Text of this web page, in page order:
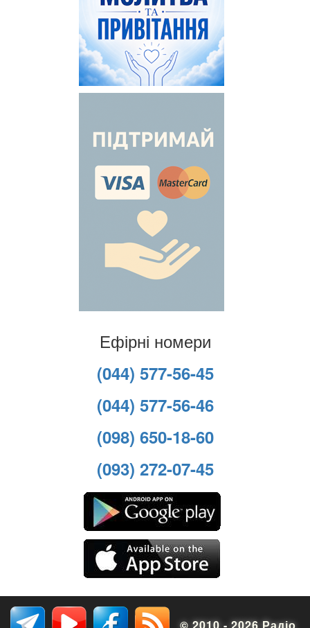
Ефірні номери
(044) 577-56-45
(044) 577-56-46
(098) 650-18-60
(093) 272-07-45
© 2010 - 2026 Радіо